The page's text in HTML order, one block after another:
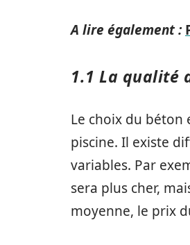
A lire également :
1.1 La qualité
Le choix du béton
piscine. Il existe
variables. Par
sera plus cher,
moyenne, le prix